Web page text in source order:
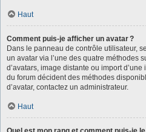
Haut
Comment puis-je afficher un avatar ?
Dans le panneau de contrôle utilisateur,
un avatar via l’une des quatre méthodes
d’avatars, image distante ou import
du forum décident des méthodes
d’avatar, contactez un administrateur.
Haut